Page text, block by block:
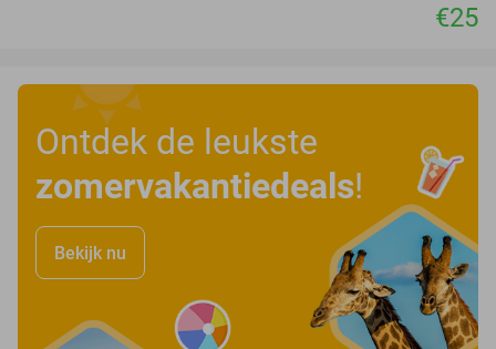
€25
Ontdek de leukste
zomervakantiedeals!
Bekijk nu